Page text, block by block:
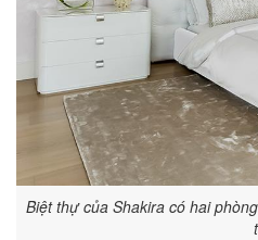
Biệt thự của Shakira có hai